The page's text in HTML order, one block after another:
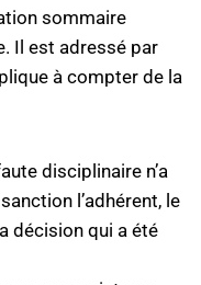
sommaire
Il est adressé par
à compter de la
disciplinaire n’a
l’adhérent, le
décision qui a été